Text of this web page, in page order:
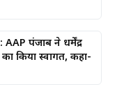
पंजाब ने धर्मेंद्र
किया स्वागत, कहा-